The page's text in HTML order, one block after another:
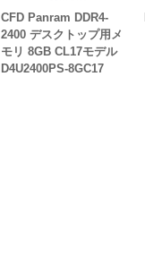
CFD Panram DDR4-
2400 デスクトップ用メ
モリ 8GB CL17モデル
D4U2400PS-8GC17